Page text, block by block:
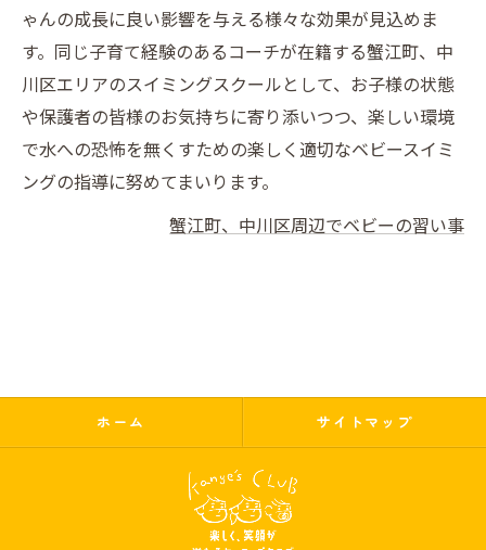
ゃんの成長に良い影響を与える様々な効果が見込めま
す。同じ子育て経験のあるコーチが在籍する蟹江町、中
川区エリアのスイミングスクールとして、お子様の状態
や保護者の皆様のお気持ちに寄り添いつつ、楽しい環境
で水への恐怖を無くすための楽しく適切なベビースイミ
ングの指導に努めてまいります。
蟹江町、中川区周辺でベビーの習い事
ホーム サイトマップ